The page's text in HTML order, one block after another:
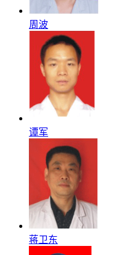
周波
谭军
蒋卫东